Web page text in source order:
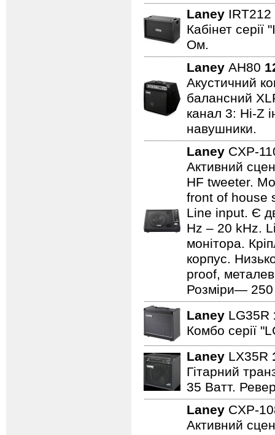
Laney IRT212
Кабінет
Ом.
Laney AH80
Акустичний
балансний
канал 3: Hi-Z
навушники.
Laney CXP-
Активний
HF tweeter.
front of house
Line input. Є
Hz – 20 kHz.
монітора.
корпус.
proof,
Розміри—
Laney LG35R
Комбо серії
Laney LX35R
Гітарний
35 Ватт.
Laney CXP-
Активний